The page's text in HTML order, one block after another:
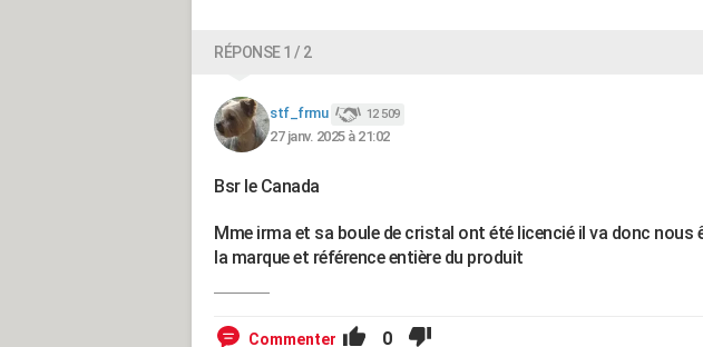
RÉPONSE 1 / 2
stf_frmu 12 509
27 janv. 2025 à 21:02
Bsr le Canada
Mme irma et sa boule de cristal ont été licencié il va donc nous
la marque et référence entière du produit
Commenter 0